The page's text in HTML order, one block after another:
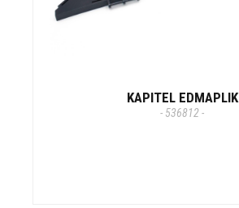
KAPITEL EDMAPLIK
- 536812 -